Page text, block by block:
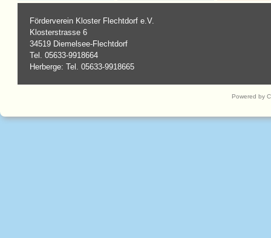
Förderverein Kloster Flechtdorf e.V.
Klosterstrasse 6
34519 Diemelsee-Flechtdorf
Tel. 05633-9918664
Herberge: Tel. 05633-9918665
Powered by